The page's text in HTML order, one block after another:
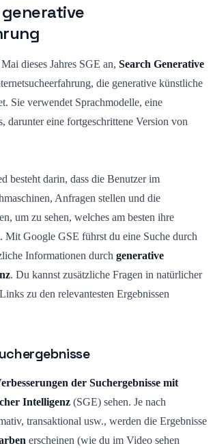
generative
dieses Jahres SGE an, Search Generative
die generative künstliche
Sie verwendet Sprachmodelle, eine
darunter eine fortgeschrittene Version von
besteht darin, dass die Benutzer im
Anfragen stellen und die
um zu sehen, welches am besten ihre
Mit Google GSE führst du eine Suche durch
Informationen durch generative
. Du kannst zusätzliche Fragen in natürlicher
zu den relevantesten Ergebnissen
der Suchergebnisse mit
Intelligenz (SGE) sehen. Je nach
transaktional usw., werden die Ergebnisse
erscheinen (wie du im Video sehen